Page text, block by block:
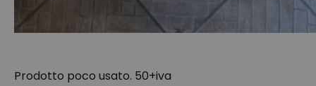
Prodotto poco usato. 50+iva